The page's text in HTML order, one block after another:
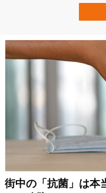
最新の数理モデルや高速
メカニズム、イグノーベ
街中の「抗菌」は本